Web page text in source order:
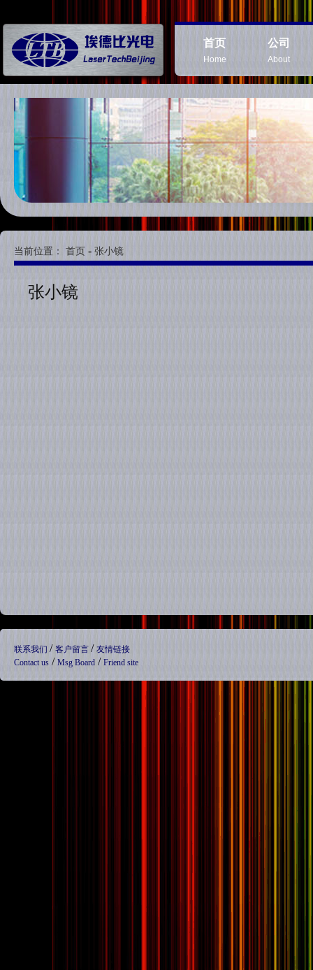
首页
Home
公司
About
当前位置： 首页 - 张小镜
张小镜
联系我们 / 客户留言 / 友情链接
Contact us / Msg Board / Friend site